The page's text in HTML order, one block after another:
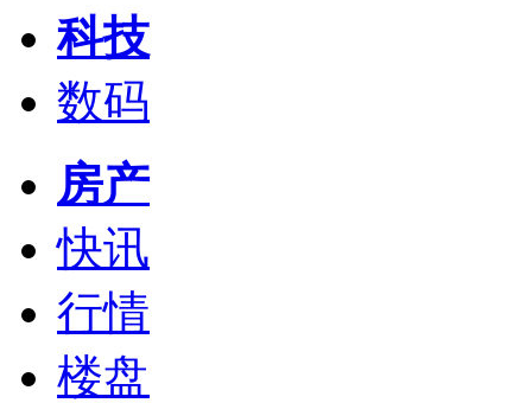
科技
数码
房产
快讯
行情
楼盘